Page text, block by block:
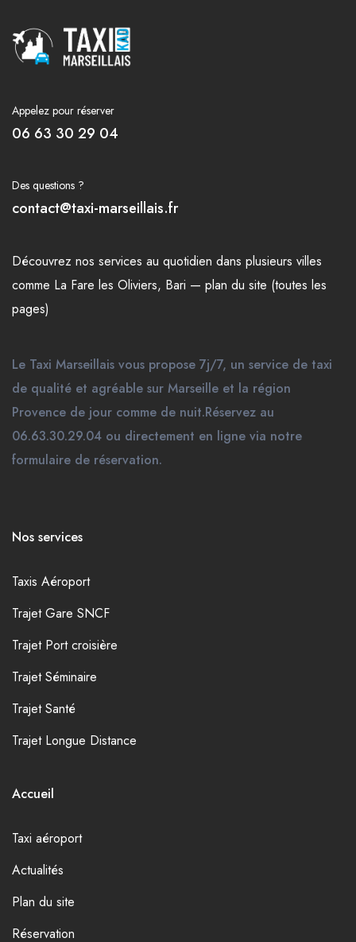
Appelez pour réserver
06 63 30 29 04
Des questions ?
contact@taxi-marseillais.fr
Découvrez nos services au quotidien dans plusieurs villes
comme La Fare les Oliviers, Bari — plan du site (toutes les
pages)
Le Taxi Marseillais vous propose 7j/7, un service de taxi
de qualité et agréable sur Marseille et la région
Provence de jour comme de nuit.Réservez au
06.63.30.29.04 ou directement en ligne via notre
formulaire de réservation.
Nos services
Taxis Aéroport
Trajet Gare SNCF
Trajet Port croisière
Trajet Séminaire
Trajet Santé
Trajet Longue Distance
Accueil
Taxi aéroport
Actualités
Plan du site
Réservation